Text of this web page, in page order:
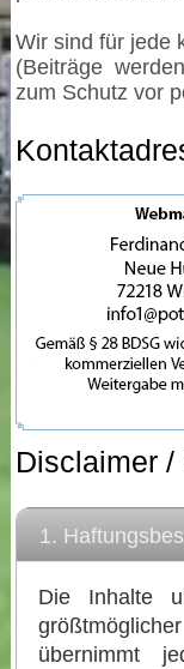
Wir sind für jede
(Beiträge
zum Schutz vor
Disclaimer
1.
Die Inhalte
übernimmt